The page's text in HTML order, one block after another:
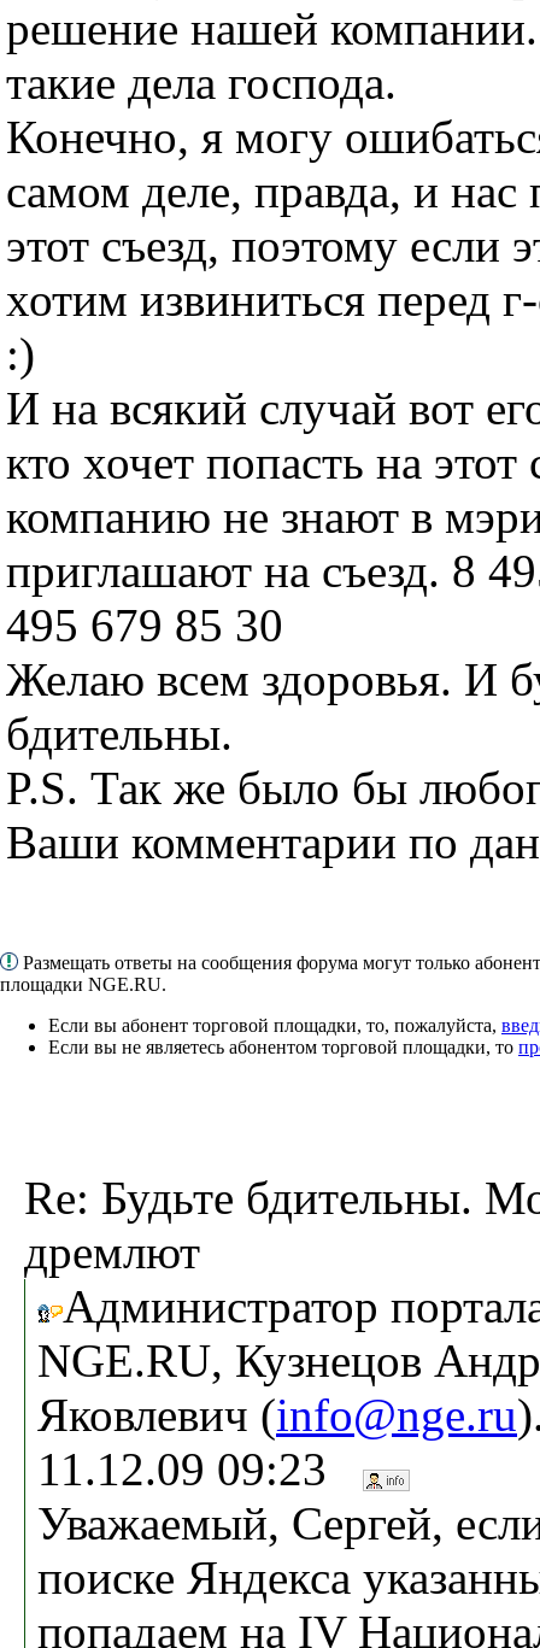
решение нашей компании.
такие дела господа.
Конечно, я могу
самом деле, правда, и
этот съезд, поэтому если
хотим извиниться перед
:)
И на всякий случай вот
кто хочет попасть на этот
компанию не знают в
приглашают на съезд. 8
495 679 85 30
Желаю всем здоровья. И
бдительны.
P.S. Так же было бы
Ваши комментарии по
Размещать ответы на сообщения форума могут только
площадки NGE.RU.
Если вы абонент торговой площадки, то, пожалуйста,
Если вы не являетесь абонентом торговой площадки, то
Re: Будьте бдительны.
дремлют
Администратор
NGE.RU, Кузнецов
Яковлевич (info@nge.ru
11.12.09 09:23
Уважаемый, Сергей,
поиске Яндекса
попадаем на IV